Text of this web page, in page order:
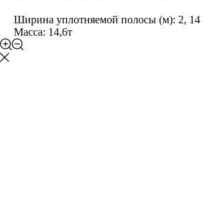
Ширина уплотняемой полосы (м): 2, 14
Масса: 14,6т